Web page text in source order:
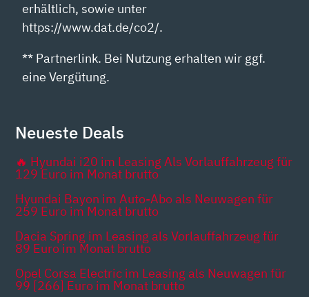
erhältlich, sowie unter
https://www.dat.de/co2/.
** Partnerlink. Bei Nutzung erhalten wir ggf.
eine Vergütung.
Neueste Deals
🔥 Hyundai i20 im Leasing Als Vorlauffahrzeug für
129 Euro im Monat brutto
Hyundai Bayon im Auto-Abo als Neuwagen für
259 Euro im Monat brutto
Dacia Spring im Leasing als Vorlauffahrzeug für
89 Euro im Monat brutto
Opel Corsa Electric im Leasing als Neuwagen für
99 [266] Euro im Monat brutto